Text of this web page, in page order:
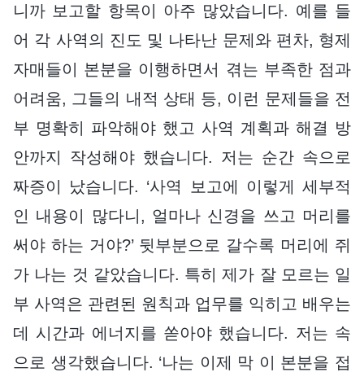
니까 보고할 항목이 아주 많았습니다. 예를 들
어 각 사역의 진도 및 나타난 문제와 편차, 형제
자매들이 본분을 이행하면서 겪는 부족한 점과
어려움, 그들의 내적 상태 등, 이런 문제들을 전
부 명확히 파악해야 했고 사역 계획과 해결 방
안까지 작성해야 했습니다. 저는 순간 속으로
짜증이 났습니다. ‘사역 보고에 이렇게 세부적
인 내용이 많다니, 얼마나 신경을 쓰고 머리를
써야 하는 거야?’ 뒷부분으로 갈수록 머리에 쥐
가 나는 것 같았습니다. 특히 제가 잘 모르는 일
부 사역은 관련된 원칙과 업무를 익히고 배우는
데 시간과 에너지를 쏟아야 했습니다. 저는 속
으로 생각했습니다. ‘나는 이제 막 이 본분을 접